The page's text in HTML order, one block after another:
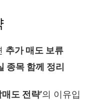
추가 매도 보류
종목 함께 정리
매도 전략’의 이유입